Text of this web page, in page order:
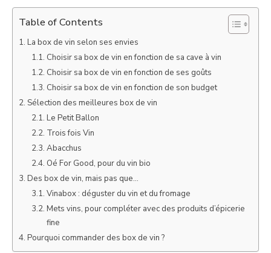
Table of Contents
La box de vin selon ses envies
Choisir sa box de vin en fonction de sa cave à vin
Choisir sa box de vin en fonction de ses goûts
Choisir sa box de vin en fonction de son budget
Sélection des meilleures box de vin
Le Petit Ballon
Trois fois Vin
Abacchus
Oé For Good, pour du vin bio
Des box de vin, mais pas que…
Vinabox : déguster du vin et du fromage
Mets vins, pour compléter avec des produits d’épicerie
fine
Pourquoi commander des box de vin ?